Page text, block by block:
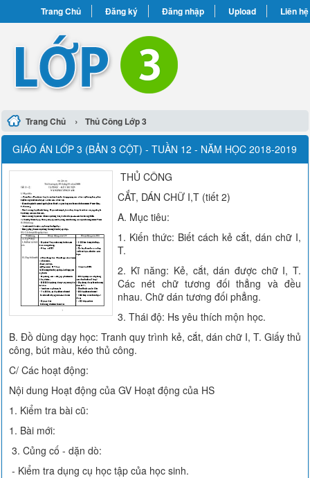
Trang Chủ Đăng ký Đăng nhập Upload Liên hệ
Trang Chủ › Thủ Công Lớp 3
GIÁO ÁN LỚP 3 (BẢN 3 CỘT) - TUẦN 12 - NĂM HỌC 2018-2019
THỦ CÔNG
CẮT, DÁN CHỮ I,T (tiết 2)
A. Mục tiêu:
1. Kiến thức: Biết cách kẻ cắt, dán chữ I,
T.
2. Kĩ năng: Kẻ, cắt, dán được chữ I, T.
Các nét chữ tương đối thẳng và đều
nhau. Chữ dán tương đối phẳng.
3. Thái độ: Hs yêu thích mộn học.
B. Đồ dùng dạy học: Tranh quy trình kẻ, cắt, dán chữ I, T. Giấy thủ
công, bút màu, kéo thủ công.
C/ Các hoạt động:
Nội dung Hoạt động của GV Hoạt động của HS
1. Kiểm tra bài cũ:
1. Bài mới:
3. Củng cố - dặn dò:
- Kiểm tra dụng cụ học tập của học sinh.